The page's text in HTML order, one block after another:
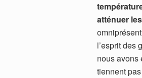
atténuer
l’esprit des
nous avons
tiennent